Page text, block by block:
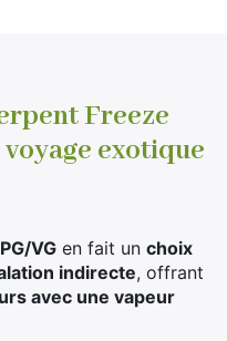
Freeze
exotique
VG en fait un choix
indirecte, offrant
avec une vapeur